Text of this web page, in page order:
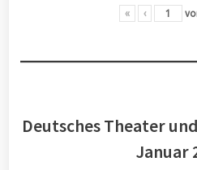
« ‹
Deutsches Theater
Januar